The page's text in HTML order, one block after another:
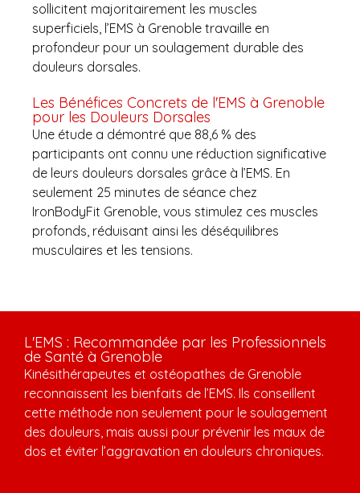
sollicitent majoritairement les muscles
superficiels, l’EMS à Grenoble travaille en
profondeur pour un soulagement durable des
douleurs dorsales.
Les Bénéfices Concrets de l'EMS à Grenoble
pour les Douleurs Dorsales
Une étude a démontré que 88,6 % des
participants ont connu une réduction significative
de leurs douleurs dorsales grâce à l’EMS. En
seulement 25 minutes de séance chez
IronBodyFit Grenoble, vous stimulez ces muscles
profonds, réduisant ainsi les déséquilibres
musculaires et les tensions.
L'EMS : Recommandée par les Professionnels
de Santé à Grenoble
Kinésithérapeutes et ostéopathes de Grenoble
reconnaissent les bienfaits de l’EMS. Ils conseillent
cette méthode non seulement pour le soulagement
des douleurs, mais aussi pour prévenir les maux de
dos et éviter l’aggravation en douleurs chroniques.